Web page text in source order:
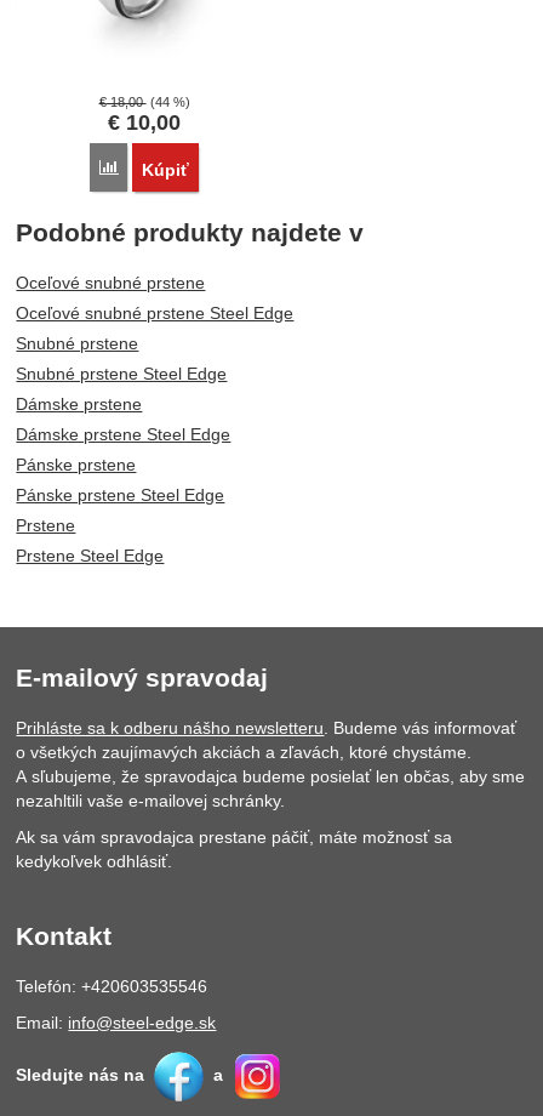
€18,00 (44 %)
€ 10,00
Porovnať
Kúpiť
Podobné produkty najdete v
Oceľové snubné prstene
Oceľové snubné prstene Steel Edge
Snubné prstene
Snubné prstene Steel Edge
Dámske prstene
Dámske prstene Steel Edge
Pánske prstene
Pánske prstene Steel Edge
Prstene
Prstene Steel Edge
E-mailový spravodaj
Prihláste sa k odberu nášho newsletteru. Budeme vás informovať
o všetkých zaujímavých akciách a zľavách, ktoré chystáme.
A sľubujeme, že spravodajca budeme posielať len občas, aby sme
nezahltili vaše e-mailovej schránky.
Ak sa vám spravodajca prestane páčiť, máte možnosť sa
kedykoľvek odhlásiť.
Kontakt
Telefón: +420603535546
Email: info@steel-edge.sk
Sledujte nás na a